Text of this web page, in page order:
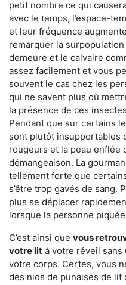
petit nombre ce qui
avec le temps, l’espace-
et leur fréquence
remarquer la
demeure et le calvaire
assez facilement et vous
souvent le cas chez les
qui ne savent plus où
la présence de ces
Pendant que sur certains
sont plutôt insupportables
rougeurs et la peau enflée
démangeaison. La
tellement forte que
s’être trop gavés de sang.
plus se déplacer
lorsque la personne
C’est ainsi que vous
votre lit à votre réveil
votre corps. Certes, vous
des nids de punaises de lit